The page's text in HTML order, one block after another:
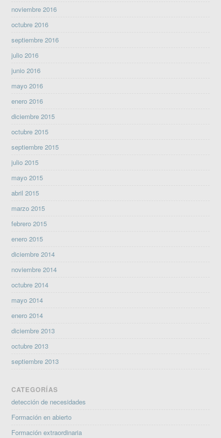
noviembre 2016
octubre 2016
septiembre 2016
julio 2016
junio 2016
mayo 2016
enero 2016
diciembre 2015
octubre 2015
septiembre 2015
julio 2015
mayo 2015
abril 2015
marzo 2015
febrero 2015
enero 2015
diciembre 2014
noviembre 2014
octubre 2014
mayo 2014
enero 2014
diciembre 2013
octubre 2013
septiembre 2013
CATEGORÍAS
detección de necesidades
Formación en abierto
Formación extraordinaria